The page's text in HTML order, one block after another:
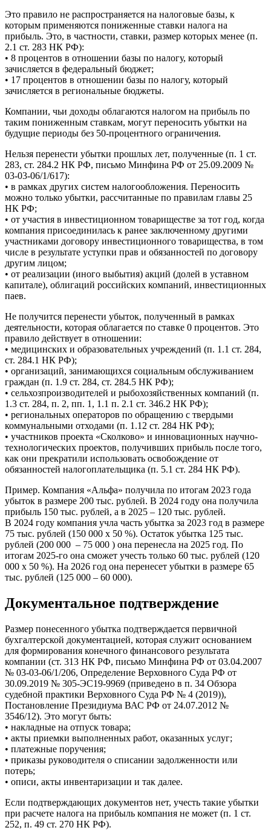
Это правило не распространяется на налоговые базы, к
которым применяются пониженные ставки налога на
прибыль. Это, в частности, ставки, размер которых менее (п.
2.1 ст. 283 НК РФ):
• 8 процентов в отношении базы по налогу, который
зачисляется в федеральный бюджет;
• 17 процентов в отношении базы по налогу, который
зачисляется в региональные бюджеты.
Компании, чьи доходы облагаются налогом на прибыль по
таким пониженным ставкам, могут переносить убытки на
будущие периоды без 50-процентного ограничения.
Нельзя перенести убытки прошлых лет, полученные (п. 1 ст.
283, ст. 284.2 НК РФ, письмо Минфина РФ от 25.09.2009 №
03-03-06/1/617):
• в рамках других систем налогообложения. Переносить
можно только убытки, рассчитанные по правилам главы 25
НК РФ;
• от участия в инвестиционном товариществе за тот год, когда
компания присоединилась к ранее заключенному другими
участниками договору инвестиционного товарищества, в том
числе в результате уступки прав и обязанностей по договору
другим лицом;
• от реализации (иного выбытия) акций (долей в уставном
капитале), облигаций российских компаний, инвестиционных
паев.
Не получится перенести убыток, полученный в рамках
деятельности, которая облагается по ставке 0 процентов. Это
правило действует в отношении:
• медицинских и образовательных учреждений (п. 1.1 ст. 284,
ст. 284.1 НК РФ);
• организаций, занимающихся социальным обслуживанием
граждан (п. 1.9 ст. 284, ст. 284.5 НК РФ);
• сельхозпроизводителей и рыбохозяйственных компаний (п.
1.3 ст. 284, п. 2, пп. 1, 1.1 п. 2.1 ст. 346.2 НК РФ);
• региональных операторов по обращению с твердыми
коммунальными отходами (п. 1.12 ст. 284 НК РФ);
• участников проекта «Сколково» и инновационных научно-
технологических проектов, получивших прибыль после того,
как они прекратили использовать освобождение от
обязанностей налогоплательщика (п. 5.1 ст. 284 НК РФ).
Пример. Компания «Альфа» получила по итогам 2023 года
убыток в размере 200 тыс. рублей. В 2024 году она получила
прибыль 150 тыс. рублей, а в 2025 – 120 тыс. рублей.
В 2024 году компания учла часть убытка за 2023 год в размере
75 тыс. рублей (150 000 х 50 %). Остаток убытка 125 тыс.
рублей (200 000 – 75 000 ) она перенесла на 2025 год. По
итогам 2025-го она сможет учесть только 60 тыс. рублей (120
000 х 50 %). На 2026 год она перенесет убытки в размере 65
тыс. рублей (125 000 – 60 000).
Документальное подтверждение
Размер понесенного убытка подтверждается первичной
бухгалтерской документацией, которая служит основанием
для формирования конечного финансового результата
компании (ст. 313 НК РФ, письмо Минфина РФ от 03.04.2007
№ 03-03-06/1/206, Определение Верховного Суда РФ от
30.09.2019 № 305-ЭС19-9969 (приведено в п. 34 Обзора
судебной практики Верховного Суда РФ № 4 (2019)),
Постановление Президиума ВАС РФ от 24.07.2012 №
3546/12). Это могут быть:
• накладные на отпуск товара;
• акты приемки выполненных работ, оказанных услуг;
• платежные поручения;
• приказы руководителя о списании задолженности или
потерь;
• описи, акты инвентаризации и так далее.
Если подтверждающих документов нет, учесть такие убытки
при расчете налога на прибыль компания не может (п. 1 ст.
252, п. 49 ст. 270 НК РФ).